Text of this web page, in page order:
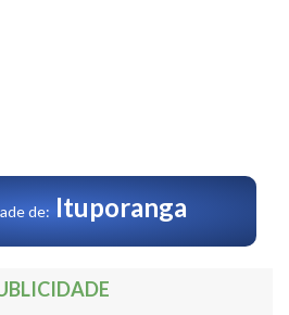
de: Ituporanga